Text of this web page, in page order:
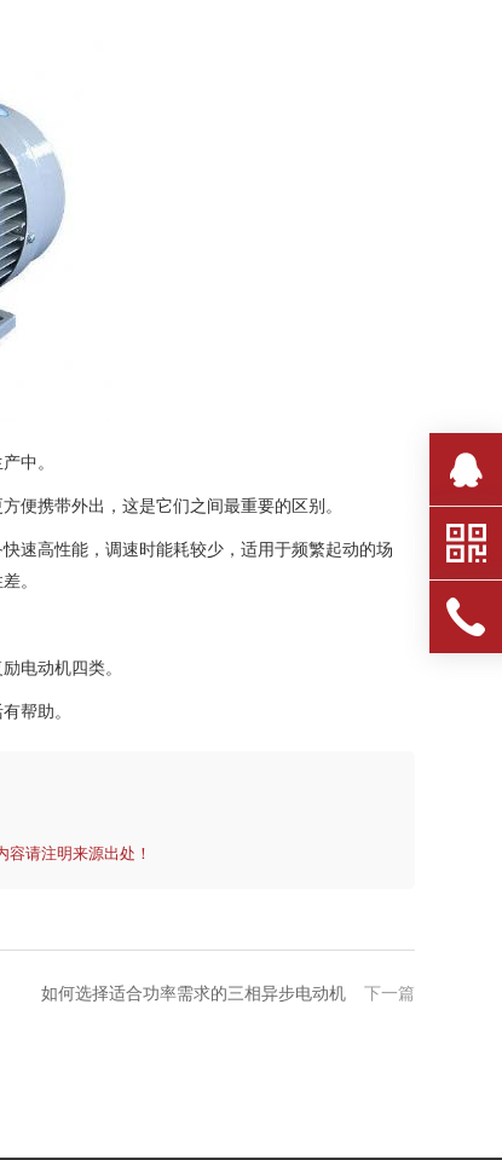
中。
便携带外出，这是它们之间最重要的区别。
速高性能，调速时能耗较少，适用于频繁起动的场
。
电动机四类。
帮助。
请注明来源出处！
下一篇
如何选择适合功率需求的三相异步电动机